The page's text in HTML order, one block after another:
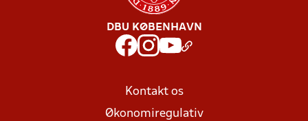
DBU KØBENHAVN
Kontakt os
Økonomiregulativ